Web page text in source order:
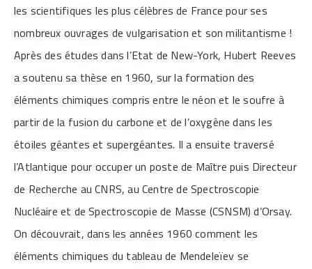
les scientifiques les plus célèbres de France pour ses
nombreux ouvrages de vulgarisation et son militantisme !
Après des études dans l’Etat de New-York, Hubert Reeves
a soutenu sa thèse en 1960, sur la formation des
éléments chimiques compris entre le néon et le soufre à
partir de la fusion du carbone et de l’oxygène dans les
étoiles géantes et supergéantes. Il a ensuite traversé
l’Atlantique pour occuper un poste de Maître puis Directeur
de Recherche au CNRS, au Centre de Spectroscopie
Nucléaire et de Spectroscopie de Masse (CSNSM) d’Orsay.
On découvrait, dans les années 1960 comment les
éléments chimiques du tableau de Mendeleïev se